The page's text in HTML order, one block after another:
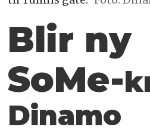
Blir ny
SoMe-
Dinamo